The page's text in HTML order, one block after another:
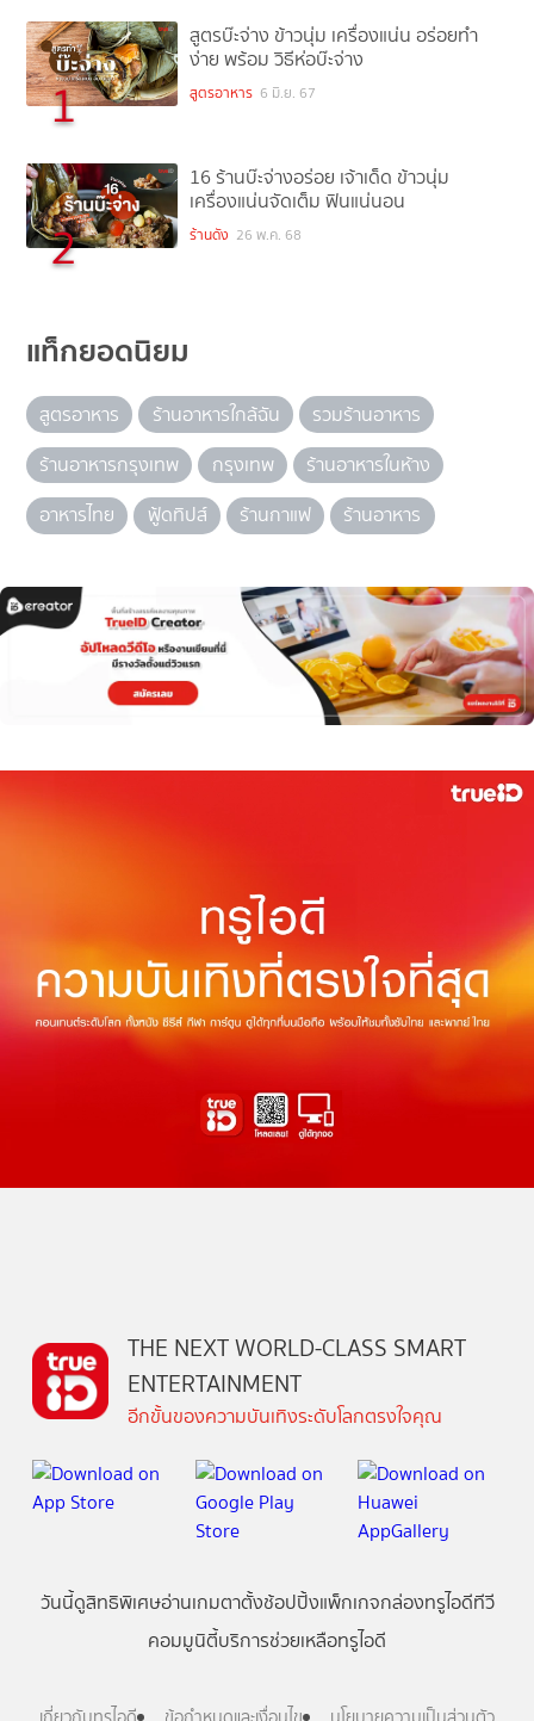
1
สูตรบ๊ะจ่าง ข้าวนุ่ม เครื่องแน่น อร่อยทำ
ง่าย พร้อม วิธีห่อบ๊ะจ่าง
สูตรอาหาร 6 มิ.ย. 67
2
16 ร้านบ๊ะจ่างอร่อย เจ้าเด็ด ข้าวนุ่ม
เครื่องแน่นจัดเต็ม ฟินแน่นอน
ร้านดัง 26 พ.ค. 68
แท็กยอดนิยม
สูตรอาหาร ร้านอาหารใกล้ฉัน
รวมร้านอาหาร
ร้านอาหารกรุงเทพ
กรุงเทพ
ร้านอาหารในห้าง
อาหารไทย
ฟู้ดทิปส์ ร้านกาแฟ ร้านอาหาร
THE NEXT WORLD-CLASS SMART
ENTERTAINMENT
อีกขั้นของความบันเทิงระดับโลกตรงใจคุณ
วันนี้ดูสิทธิพิเศษอ่านเกมตาตั้งช้อปปิ้งแพ็กเกจกล่องทรูไอดีทีวี
คอมมูนิตี้บริการช่วยเหลือทรูไอดี